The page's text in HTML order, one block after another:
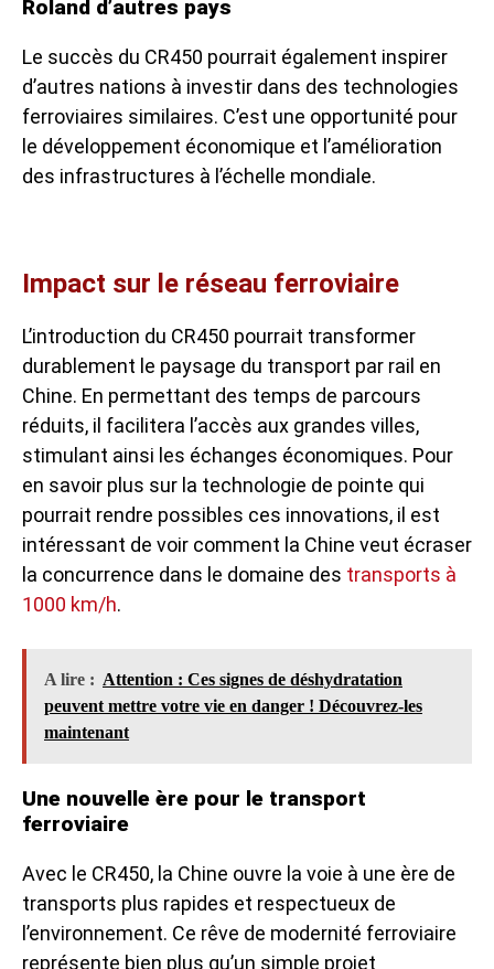
Roland d’autres pays
Le succès du CR450 pourrait également inspirer
d’autres nations à investir dans des technologies
ferroviaires similaires. C’est une opportunité pour
le développement économique et l’amélioration
des infrastructures à l’échelle mondiale.
Impact sur le réseau ferroviaire
L’introduction du CR450 pourrait transformer
durablement le paysage du transport par rail en
Chine. En permettant des temps de parcours
réduits, il facilitera l’accès aux grandes villes,
stimulant ainsi les échanges économiques. Pour
en savoir plus sur la technologie de pointe qui
pourrait rendre possibles ces innovations, il est
intéressant de voir comment la Chine veut écraser
la concurrence dans le domaine des transports à
1000 km/h.
A lire : Attention : Ces signes de déshydratation
peuvent mettre votre vie en danger ! Découvrez-les
maintenant
Une nouvelle ère pour le transport
ferroviaire
Avec le CR450, la Chine ouvre la voie à une ère de
transports plus rapides et respectueux de
l’environnement. Ce rêve de modernité ferroviaire
représente bien plus qu’un simple projet